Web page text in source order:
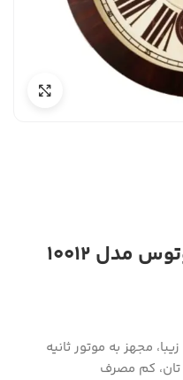
مدل 10012
مجهز به موتور ثانیه
تان، کم مصرف